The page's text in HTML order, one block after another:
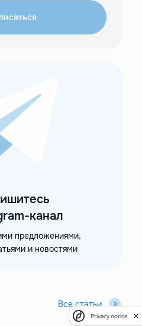
канал
предложениями,
и новостями
Все статьи
Privacy notice